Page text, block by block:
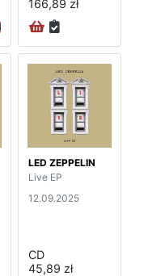
166,89 zł
LED ZEPPELIN
Live EP
12.09.2025
CD
45,89 zł